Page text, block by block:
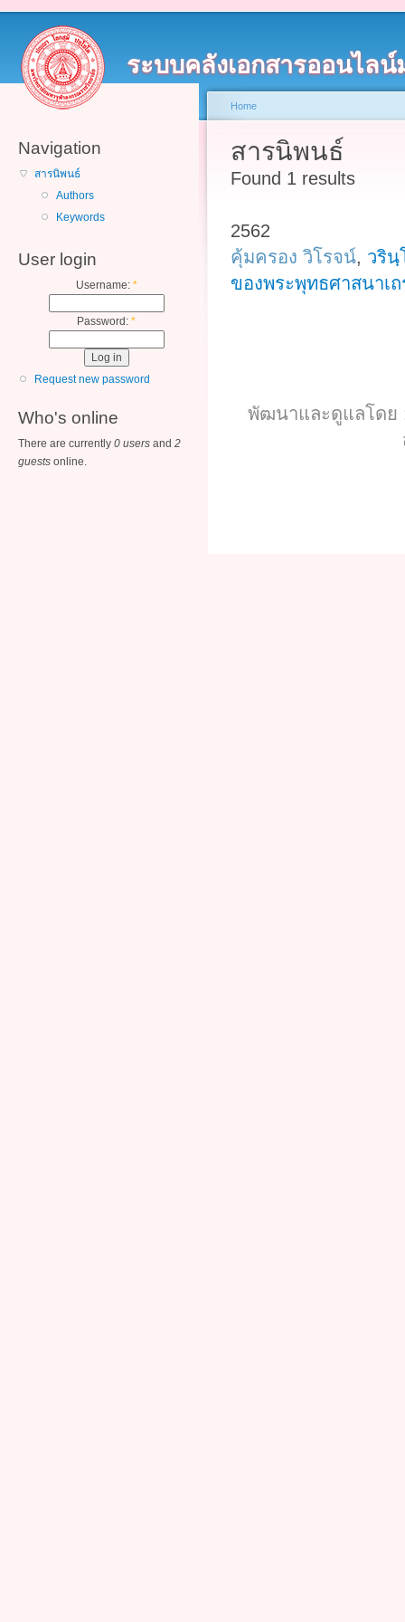
ระบบคลังเอกสารออนไล
Navigation
สารนิพนธ์
Authors
Keywords
User login
Username: *
Password: *
Request new password
Who's online
There are currently 0 users and 2
guests online.
Home
สารนิพนธ์
Found 1 results
2562
คุ้มครอง วิโรจน์, วรินฺ
ของพระพุทธศาสนาเถ
พัฒนาและดูแลโดย